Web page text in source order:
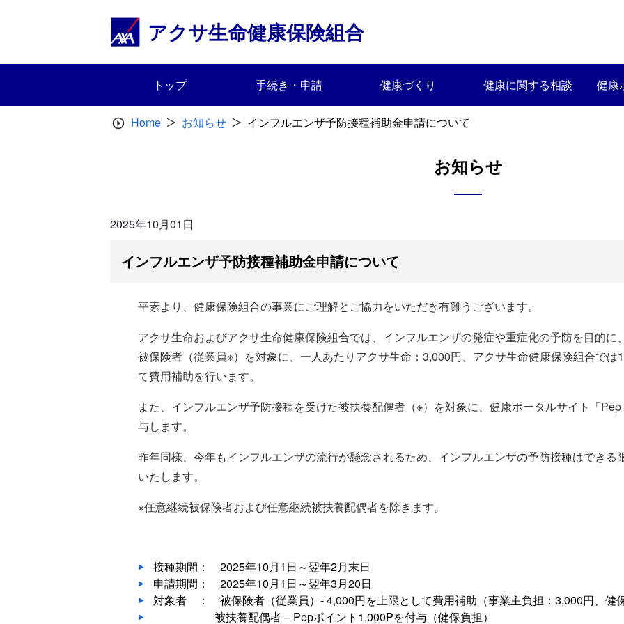
アクサ生命健康保険組合
トップ 手続き・申請 健康づくり 健康に関する相談 健康
Home お知らせ インフルエンザ予防接種補助金申請について
お知らせ
2025年10月01日
インフルエンザ予防接種補助金申請について
平素より、健康保険組合の事業にご理解とご協力をいただき有難うございます。
アクサ生命およびアクサ生命健康保険組合では、インフルエンザの発症や重症化の予防を目的
被保険者（従業員※）を対象に、一人あたりアクサ生命：3,000円、アクサ生命健康保険組合で
て費用補助を行います。
また、インフルエンザ予防接種を受けた被扶養配偶者（※）を対象に、健康ポータルサイト「
与します。
昨年同様、今年もインフルエンザの流行が懸念されるため、インフルエンザの予防接種はでき
いたします。
※任意継続被保険者および任意継続被扶養配偶者を除きます。
接種期間： 2025年10月1日～翌年2月末日
申請期間： 2025年10月1日～翌年3月20日
対象者 ： 被保険者（従業員）- 4,000円を上限として費用補助（事業主負担：3,000円、健
被扶養配偶者 – Pepポイント1,000Pを付与（健保負担）